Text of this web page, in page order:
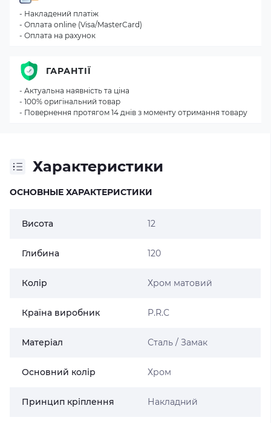
Характеристики
ОСНОВНЫЕ ХАРАКТЕРИСТИКИ
Висота 12
Глибина 120
Колір Хром матовий
Країна виробник P.R.C
Матеріал Сталь / Замак
Основний колір Хром
Принцип кріплення Накладний
- Накладений платіж
- Оплата online (Visa/MasterCard)
- Оплата на рахунок
ГАРАНТІЇ
- Актуальна наявність та ціна
- 100% оригінальний товар
- Повернення протягом 14 днів з моменту отримання товару